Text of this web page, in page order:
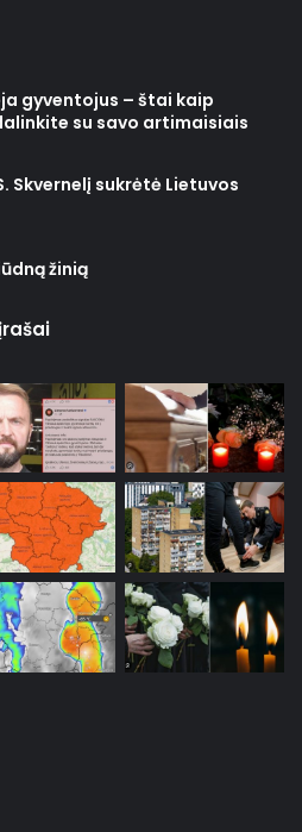
gyventojus – štai kaip
su savo artimaisiais
Skvernelį sukrėtė Lietuvos
žinią